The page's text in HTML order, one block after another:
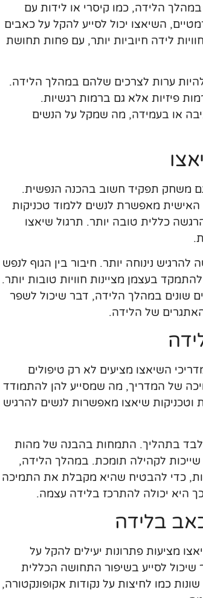
הלידה, כמו קיסרי או לידות עם
השיאצו יכול לסייע להקל על כאבים
לידה חיוביות יותר, עם פחות תחושת
ערות לצרכים שלהם במהלך הלידה.
פיזיות אלא גם ברמות רגשיות.
או בעמידה, מה שמקל על הנשים
משחק תפקיד חשוב בהכנה הנפשית.
מאפשרת לנשים ללמוד טכניקות
כללית טובה יותר. תרגול שיאצו
נינוחה יותר. חיבור בין הגוף לנפש
בעצמן מציינות חוויות טובות יותר.
שונים במהלך הלידה, דבר שיכול לשפר
של הלידה.
השיאצו מציעים לא רק טיפולים
של המדריך, מה שמסייע להן להתמודד
שיאצו מאפשרות לנשים להרגיש
לבד בתהליך. התמחות בהבנה של מהות
לקהילה תומכת. במהלך הלידה,
כדי להבטיח שהיא מקבלת את התמיכה
היא יכולה להתרכז בלידה עצמה.
בלידה
מציעות פתרונות יעילים להקל על
לסייע בשיפור התחושה הכללית
כמו לחיצות על נקודות אקופונקטורה,